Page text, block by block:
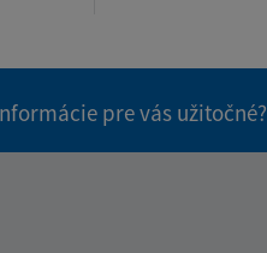
pre vás užitočné?